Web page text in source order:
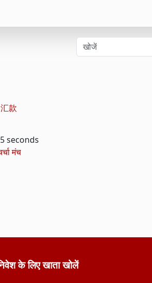
款
seconds
मंच
के लिए खाता खोलें